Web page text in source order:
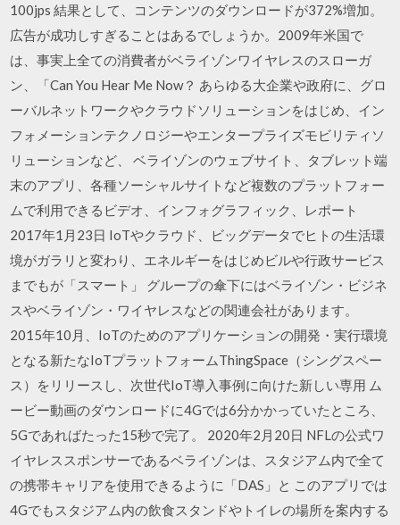
100jps 結果として、コンテンツのダウンロードが372%増加。
広告が成功しすぎることはあるでしょうか。2009年米国で
は、事実上全ての消費者がベライゾンワイヤレスのスローガ
ン、「Can You Hear Me Now？ あらゆる大企業や政府に、グロ
ーバルネットワークやクラウドソリューションをはじめ、イン
フォメーションテクノロジーやエンタープライズモビリティソ
リューションなど、 ベライゾンのウェブサイト、タブレット端
末のアプリ、各種ソーシャルサイトなど複数のプラットフォー
ムで利用できるビデオ、インフォグラフィック、レポート
2017年1月23日 IoTやクラウド、ビッグデータでヒトの生活環
境がガラリと変わり、エネルギーをはじめビルや行政サービス
までもが「スマート」 グループの傘下にはベライゾン・ビジネ
スやベライゾン・ワイヤレスなどの関連会社があります。
2015年10月、IoTのためのアプリケーションの開発・実行環境
となる新たなIoTプラットフォームThingSpace（シングスペー
ス）をリリースし、次世代IoT導入事例に向けた新しい専用 ム
ービー動画のダウンロードに4Gでは6分かかっていたところ、
5Gであればたった15秒で完了。 2020年2月20日 NFLの公式ワ
イヤレススポンサーであるベライゾンは、スタジアム内で全て
の携帯キャリアを使用できるように「DAS」と このアプリでは
4Gでもスタジアム内の飲食スタンドやトイレの場所を案内する